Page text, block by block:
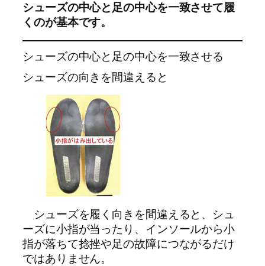
シューズの中心と足の中心を一致させて履
くのが基本です。
シューズの中心と足の中心を一致させる
シューズの向きを間違えると
シューズを履く向きを間違えると、シュ
ーズに小指が当ったり、インソールから小
指が落ちて捻挫や足の故障につながるだけ
ではありません。